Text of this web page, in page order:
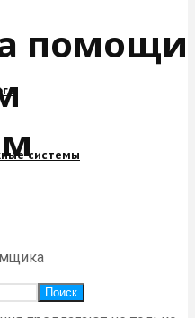
системы
Поиск
помощи